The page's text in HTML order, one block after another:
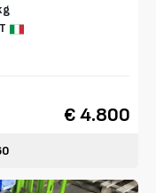
€ 4.800